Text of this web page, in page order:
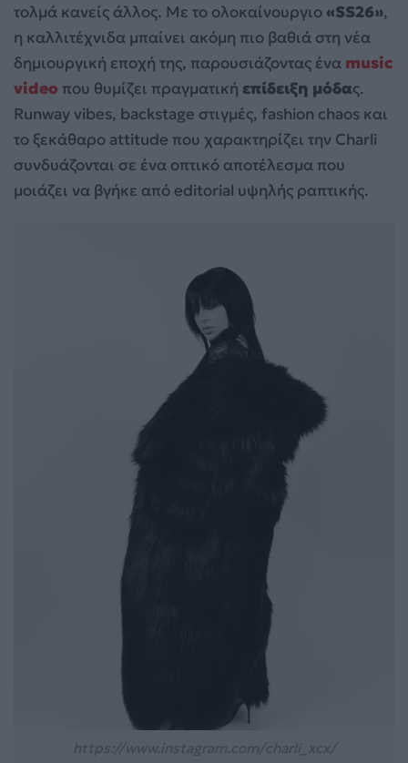
τολμά κανείς άλλος. Με το ολοκαίνουργιο«SS26»,
η καλλιτέχνιδα μπαίνει ακόμη πιο βαθιά στη νέα
δημιουργική εποχή της, παρουσιάζοντας ένα music
video που θυμίζει πραγματική επίδειξη μόδας.
Runway vibes, backstage στιγμές, fashion chaos και
το ξεκάθαρο attitude που χαρακτηρίζει την Charli
συνδυάζονται σε ένα οπτικό αποτέλεσμα που
μοιάζει να βγήκε από editorial υψηλής ραπτικής.